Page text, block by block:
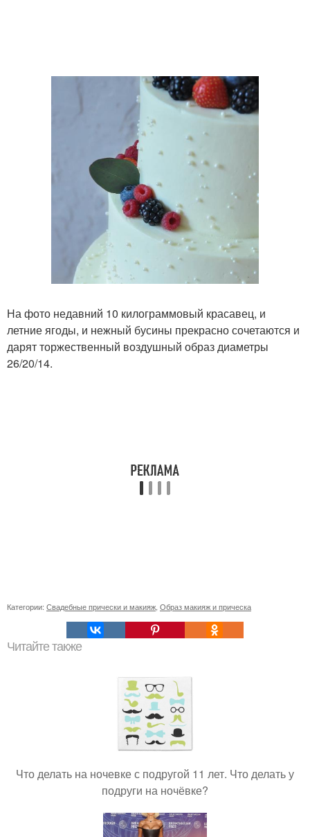
На фото недавний 10 килограммовый красавец, и
летние ягоды, и нежный бусины прекрасно сочетаются и
дарят торжественный воздушный образ диаметры
26/20/14.
Категории: Свадебные прически и макияж Образ макияж и прическа
Читайте также
Что делать на ночевке с подругой 11 лет. Что делать у
подруги на ночёвке?